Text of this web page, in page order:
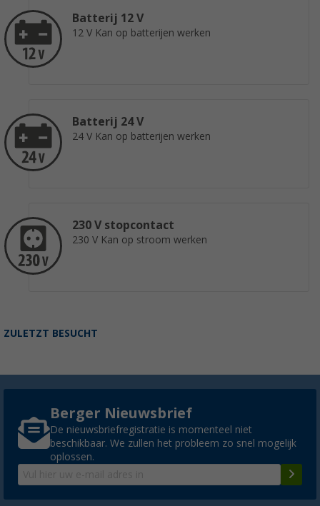
Batterij 12 V
12 V Kan op batterijen werken
Batterij 24 V
24 V Kan op batterijen werken
230 V stopcontact
230 V Kan op stroom werken
ZULETZT BESUCHT
Berger Nieuwsbrief
De nieuwsbriefregistratie is momenteel niet
beschikbaar. We zullen het probleem zo snel mogelijk
oplossen.